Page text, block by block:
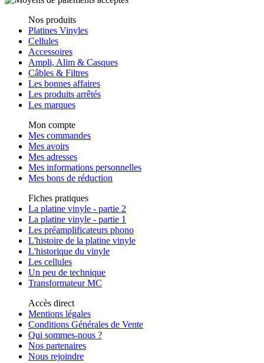
Nos produits
Platines Vinyles
Cellules
Accessoires
Ampli, Alim & Casques
Câbles & Filtres
Les bonnes affaires
Les produits arrêtés
Les marques
Mon compte
Mes commandes
Mes avoirs
Mes adresses
Mes informations personnelles
Mes bons de réduction
Fiches pratiques
La platine vinyle - partie 2
La platine vinyle - partie 1
Les préamplificateurs phono
L'histoire de la platine vinyle
L'historique du vinyle
Les cellules
Un peu de technique
Transformateur MC
Accès direct
Mentions légales
Conditions Générales de Vente
Qui sommes-nous ?
Nos partenaires
Nous rejoindre